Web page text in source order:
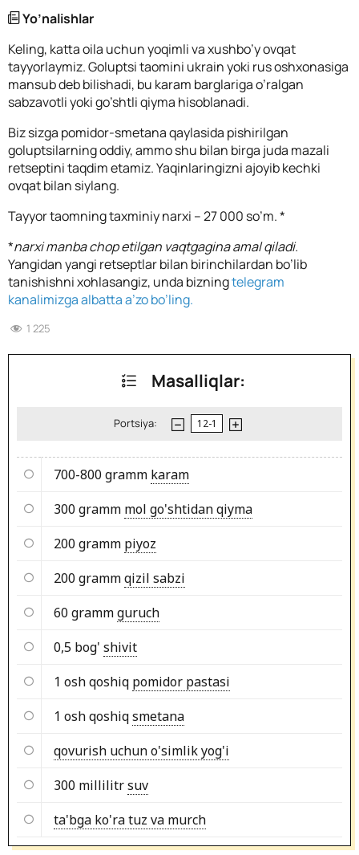
Yo’nalishlar
Keling, katta oila uchun yoqimli va xushbo’y ovqat
tayyorlaymiz. Goluptsi taomini ukrain yoki rus oshxonasiga
mansub deb bilishadi, bu karam barglariga o’ralgan
sabzavotli yoki go’shtli qiyma hisoblanadi.
Biz sizga pomidor-smetana qaylasida pishirilgan
goluptsilarning oddiy, ammo shu bilan birga juda mazali
retseptini taqdim etamiz. Yaqinlaringizni ajoyib kechki
ovqat bilan siylang.
Tayyor taomning taxminiy narxi – 27 000 so’m. *
*narxi manba chop etilgan vaqtgagina amal qiladi.
Yangidan yangi retseptlar bilan birinchilardan bo’lib
tanishishni xohlasangiz, unda bizningtelegram
kanalimizga albatta a’zo bo’ling.
1 225
Masalliqlar:
Portsiya:
700-800 gramm karam
300 gramm mol go'shtidan qiyma
200 gramm piyoz
200 grammqizil sabzi
60 grammguruch
0,5 bog' shivit
1 osh qoshiq pomidor pastasi
1 osh qoshiqsmetana
qovurish uchun o'simlik yog'i
300 millilitrsuv
ta'bga ko'ra tuz va murch